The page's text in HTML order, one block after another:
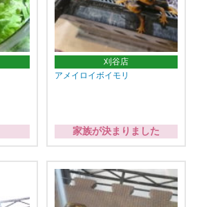
刈谷店
アメイロイボイモリ
家族が決まりました